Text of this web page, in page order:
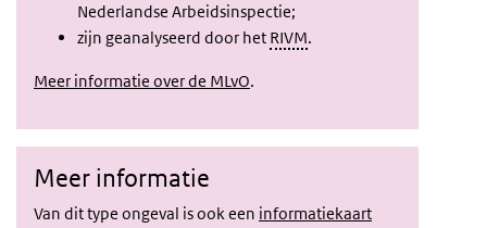
Nederlandse Arbeidsinspectie;
zijn geanalyseerd door het RIVM.
Meer informatie over de MLvO.
Meer informatie
Van dit type ongeval is ook een informatiekaart